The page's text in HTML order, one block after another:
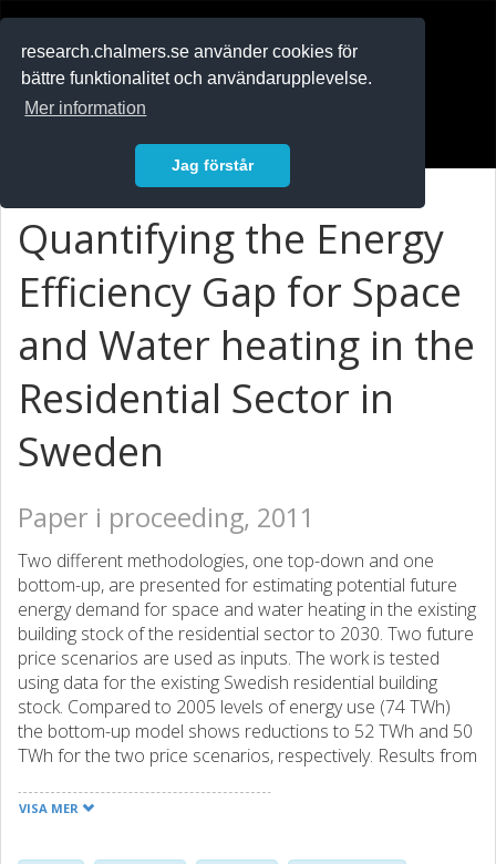
research.chalmers.se använder cookies för
bättre funktionalitet och användarupplevelse.
Mer information
Jag förstår
Quantifying the Energy
Efficiency Gap for Space
and Water heating in the
Residential Sector in
Sweden
Paper i proceeding, 2011
Two different methodologies, one top-down and one
bottom-up, are presented for estimating potential future
energy demand for space and water heating in the existing
building stock of the residential sector to 2030. Two future
price scenarios are used as inputs. The work is tested
using data for the existing Swedish residential building
stock. Compared to 2005 levels of energy use (74 TWh)
the bottom-up model shows reductions to 52 TWh and 50
TWh for the two price scenarios, respectively. Results from
higher than those of the bottom-up model for the two
VISA MER